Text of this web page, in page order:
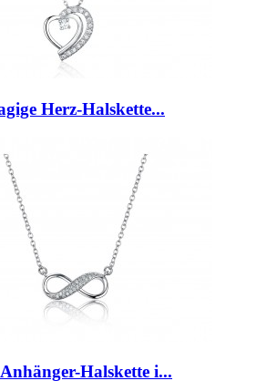
Herz-Halskette...
Halskette i...